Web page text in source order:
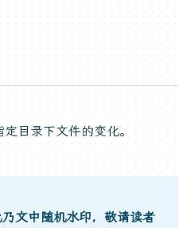
录下文件的变化。
文中随机水印，敬请读者